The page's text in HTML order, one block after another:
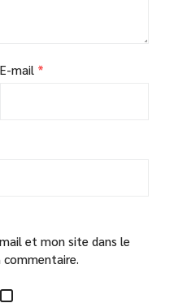
E-mail *
et mon site dans le
commentaire.